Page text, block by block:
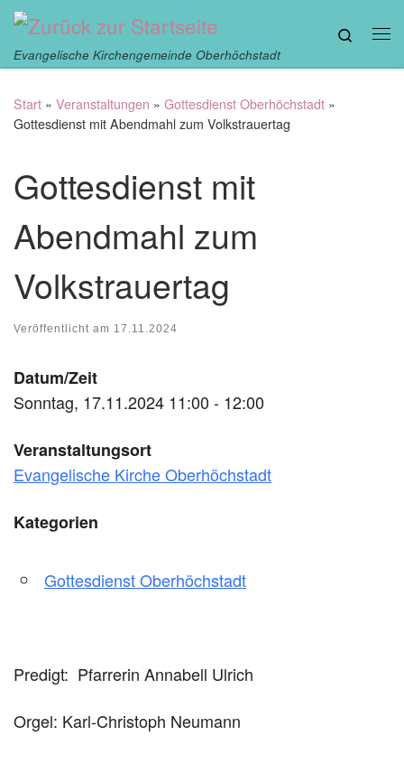
Zum Inhalt springen
Evangelische Kirchengemeinde Oberhöchstadt
Search
Start » Veranstaltungen » Gottesdienst Oberhöchstadt »
Gottesdienst mit Abendmahl zum Volkstrauertag
Gottesdienst mit
Abendmahl zum
Volkstrauertag
Veröffentlicht am 17.11.2024
Datum/Zeit
Sonntag, 17.11.2024 11:00 - 12:00
Veranstaltungsort
Evangelische Kirche Oberhöchstadt
Kategorien
Gottesdienst Oberhöchstadt
Predigt: Pfarrerin Annabell Ulrich
Orgel: Karl-Christoph Neumann